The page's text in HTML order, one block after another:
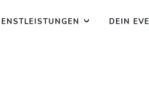
DEIN